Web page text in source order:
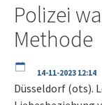
Polizei
Methode
14-11-2023 12:14
Düsseldorf (ots).